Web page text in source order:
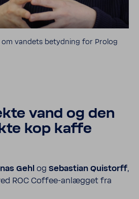
vandets betyd­ning for Prolog
vand og den
kop kaffe
Gehl og Seba­stian Quistorff,
ROC Coffee-​anlægget fra